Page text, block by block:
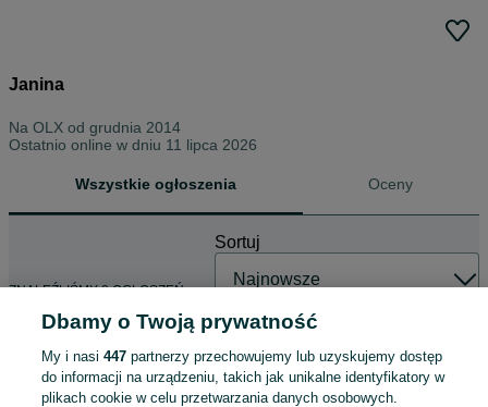
Janina
Na OLX od grudnia 2014
Ostatnio online w dniu 11 lipca 2026
Wszystkie ogłoszenia Oceny
ZNALEŹLIŚMY 0 OGŁOSZEŃ
Sortuj
Dbamy o Twoją prywatność
My i nasi447 partnerzy przechowujemy lub uzyskujemy dostęp
do informacji na urządzeniu, takich jak unikalne identyfikatory w
plikach cookie w celu przetwarzania danych osobowych.